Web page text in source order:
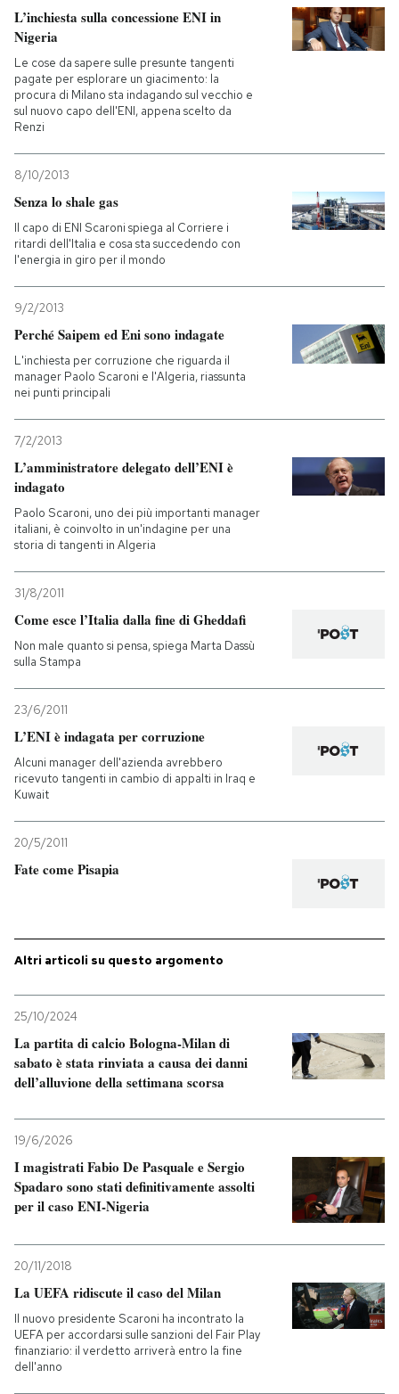
SHOP
CALENDARIO
AREA PERSONALE
L’inchiesta sulla concessione ENI in
Nigeria
Le cose da sapere sulle presunte tangenti
pagate per esplorare un giacimento: la
procura di Milano sta indagando sul vecchio e
sul nuovo capo dell'ENI, appena scelto da
Renzi
8/10/2013
Senza lo shale gas
Il capo di ENI Scaroni spiega al Corriere i
ritardi dell'Italia e cosa sta succedendo con
l'energia in giro per il mondo
9/2/2013
Perché Saipem ed Eni sono indagate
L'inchiesta per corruzione che riguarda il
manager Paolo Scaroni e l'Algeria, riassunta
nei punti principali
7/2/2013
L’amministratore delegato dell’ENI è
indagato
Paolo Scaroni, uno dei più importanti manager
italiani, è coinvolto in un'indagine per una
storia di tangenti in Algeria
31/8/2011
Come esce l’Italia dalla fine di Gheddafi
Non male quanto si pensa, spiega Marta Dassù
sulla Stampa
23/6/2011
L’ENI è indagata per corruzione
Alcuni manager dell'azienda avrebbero
ricevuto tangenti in cambio di appalti in Iraq e
Kuwait
20/5/2011
Fate come Pisapia
Altri articoli su questo argomento
25/10/2024
La partita di calcio Bologna-Milan di
sabato è stata rinviata a causa dei danni
dell’alluvione della settimana scorsa
19/6/2026
I magistrati Fabio De Pasquale e Sergio
Spadaro sono stati definitivamente assolti
per il caso ENI-Nigeria
20/11/2018
La UEFA ridiscute il caso del Milan
Il nuovo presidente Scaroni ha incontrato la
UEFA per accordarsi sulle sanzioni del Fair Play
finanziario: il verdetto arriverà entro la fine
dell'anno